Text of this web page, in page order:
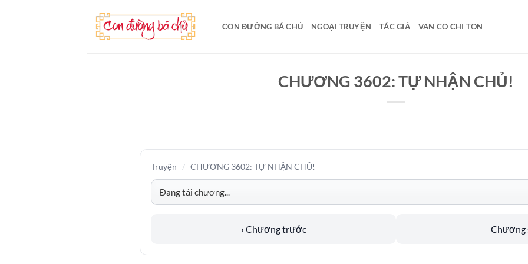
CON ĐƯỜNG BÁ CHỦ NGOẠI TRUYỆN TÁC GIẢ VAN CO CHI TON
CHƯƠNG 3602: TỰ NHẬN CHỦ!
Truyện / CHƯƠNG 3602: TỰ NHẬN CHỦ!
‹ Chương trước Chương